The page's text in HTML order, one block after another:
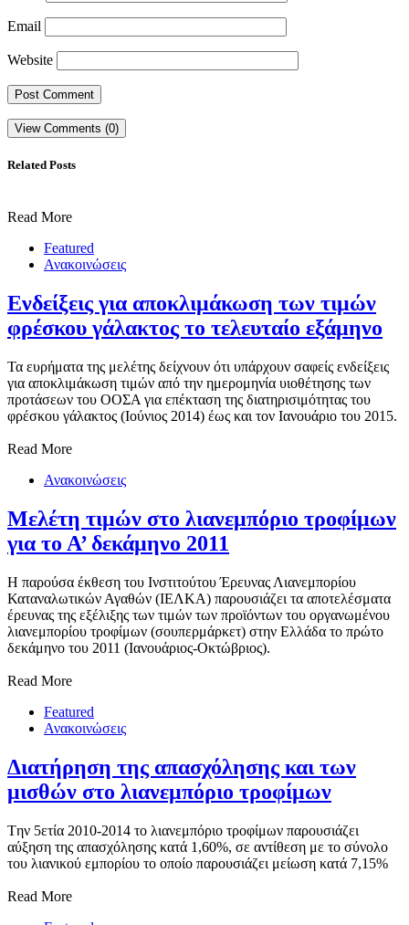
Email
Website
View Comments (0)
Related Posts
Read More
Featured
Ανακοινώσεις
Ενδείξεις για αποκλιμάκωση των τιμών
φρέσκου γάλακτος το τελευταίο εξάμηνο
Τα ευρήματα της μελέτης δείχνουν ότι υπάρχουν σαφείς ενδείξεις
για αποκλιμάκωση τιμών από την ημερομηνία υιοθέτησης των
προτάσεων του ΟΟΣΑ για επέκταση της διατηρισιμότητας του
φρέσκου γάλακτος (Ιούνιος 2014) έως και τον Ιανουάριο του 2015.
Read More
Ανακοινώσεις
Μελέτη τιμών στο λιανεμπόριο τροφίμων
Η παρούσα έκθεση του Ινστιτούτου Έρευνας Λιανεμπορίου
Καταναλωτικών Αγαθών (ΙΕΛΚΑ) παρουσιάζει τα αποτελέσματα
έρευνας της εξέλιξης των τιμών των προϊόντων του οργανωμένου
λιανεμπορίου τροφίμων (σουπερμάρκετ) στην Ελλάδα το πρώτο
δεκάμηνο του 2011 (Ιανουάριος-Οκτώβριος).
Read More
Featured
Ανακοινώσεις
Διατήρηση της απασχόλησης και των
μισθών στο λιανεμπόριο τροφίμων
Tην 5ετία 2010-2014 το λιανεμπόριο τροφίμων παρουσιάζει
αύξηση της απασχόλησης κατά 1,60%, σε αντίθεση με το σύνολο
του λιανικού εμπορίου το οποίο παρουσιάζει μείωση κατά 7,15%
Read More